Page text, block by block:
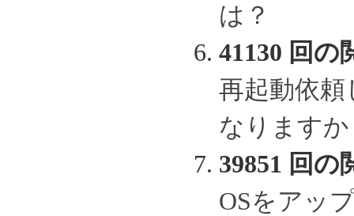
は？
41130 回の
再起動依
なりますか
39851 回の
OSをアッ